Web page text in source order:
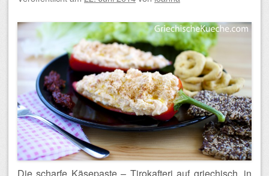
Die scharfe Käsepaste – Tirokafteri auf griechisch, in